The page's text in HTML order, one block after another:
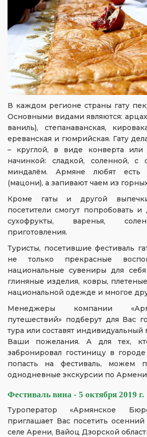
В каждом регионе страны гату
Основными видами являются:
ваниль), степанаванская,
ереванская и гюмрийская. Гату
– круглой, в виде конверта или
начинкой: сладкой, соленной, с
миндалём. Армяне любят есть
(мацони), а запивают чаем из
Кроме гаты и другой
посетители смогут попробовать и
сухофрукты, варенья,
приготовления.
Туристы, посетившие фестиваль
не только прекрасные
национальные сувениры для
глиняные изделия, ковры,
национальной одежде и многое
Менеджеры компании
путешествий» подберут для Вас
тура или составят индивидуальный
Ваши пожелания. А для тех, кто
забронировал гостиницу в
попасть на фестиваль, можем
однодневные экскурсии по
Фестиваль вина - 5 октября 2019 г.
Туроператор «Армянское
приглашает Вас посетить
селе Арени, Вайоц Дзорской